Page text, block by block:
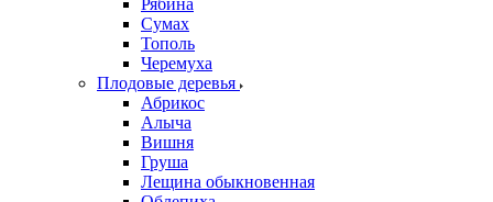
Рябина
Сумах
Тополь
Черемуха
Плодовые деревья
Абрикос
Алыча
Вишня
Груша
Лещина обыкновенная